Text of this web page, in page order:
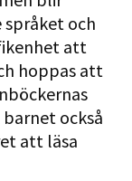
språket och
att
hoppas att
också
att läsa